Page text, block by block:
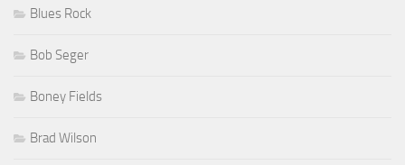
Blues Rock
Bob Seger
Boney Fields
Brad Wilson